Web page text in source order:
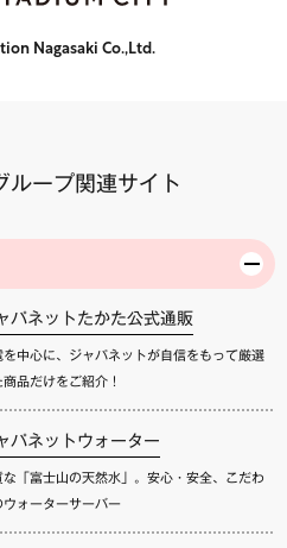
Nagasaki Co.,Ltd.
ループ関連サイト
パネットたかた公式通販
を中心に、ジャパネットが自信をもって厳選
商品だけをご紹介！
パネットウォーター
な「富士山の天然水」。安心・安全、こだわ
ウォーターサーバー